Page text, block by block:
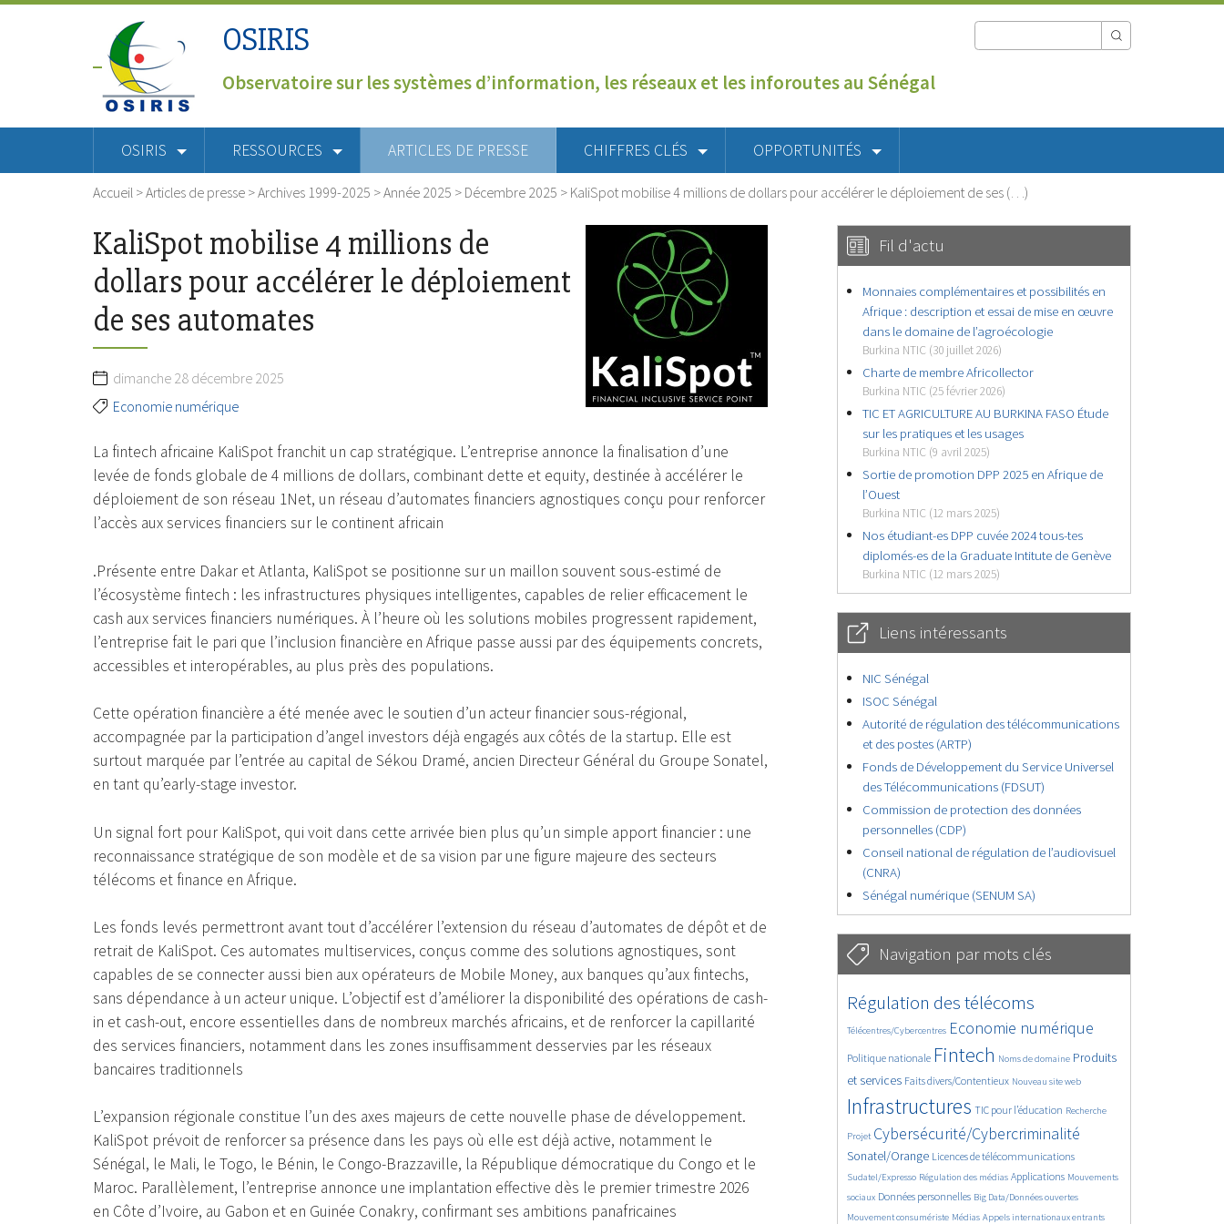
OSIRIS
Observatoire sur les systèmes d’information, les réseaux et les inforoutes au Sénégal
OSIRIS RESSOURCES ARTICLES DE PRESSE CHIFFRES CLÉS OPPORTUNITÉS
Accueil >Articles de presse >Archives 1999-2025 >Année 2025 > Décembre 2025 > KaliSpot mobilise 4 millions de dollars pour accélérer le déploiement de ses (…)
KaliSpot mobilise 4 millions de
dollars pour accélérer le déploiement
de ses automates
dimanche 28 décembre 2025
Economie numérique
La fintech africaine KaliSpot franchit un cap stratégique. L’entreprise annonce la finalisation d’une
levée de fonds globale de 4 millions de dollars, combinant dette et equity, destinée à accélérer le
déploiement de son réseau 1Net, un réseau d’automates financiers agnostiques conçu pour renforcer
l’accès aux services financiers sur le continent africain
.Présente entre Dakar et Atlanta, KaliSpot se positionne sur un maillon souvent sous-estimé de
l’écosystème fintech : les infrastructures physiques intelligentes, capables de relier efficacement le
cash aux services financiers numériques. À l’heure où les solutions mobiles progressent rapidement,
l’entreprise fait le pari que l’inclusion financière en Afrique passe aussi par des équipements concrets,
accessibles et interopérables, au plus près des populations.
Cette opération financière a été menée avec le soutien d’un acteur financier sous-régional,
accompagnée par la participation d’angel investors déjà engagés aux côtés de la startup. Elle est
surtout marquée par l’entrée au capital de Sékou Dramé, ancien Directeur Général du Groupe Sonatel,
en tant qu’early-stage investor.
Un signal fort pour KaliSpot, qui voit dans cette arrivée bien plus qu’un simple apport financier : une
reconnaissance stratégique de son modèle et de sa vision par une figure majeure des secteurs
télécoms et finance en Afrique.
Les fonds levés permettront avant tout d’accélérer l’extension du réseau d’automates de dépôt et de
retrait de KaliSpot. Ces automates multiservices, conçus comme des solutions agnostiques, sont
capables de se connecter aussi bien aux opérateurs de Mobile Money, aux banques qu’aux fintechs,
sans dépendance à un acteur unique. L’objectif est d’améliorer la disponibilité des opérations de cash-
in et cash-out, encore essentielles dans de nombreux marchés africains, et de renforcer la capillarité
des services financiers, notamment dans les zones insuffisamment desservies par les réseaux
bancaires traditionnels
L’expansion régionale constitue l’un des axes majeurs de cette nouvelle phase de développement.
KaliSpot prévoit de renforcer sa présence dans les pays où elle est déjà active, notamment le
Sénégal, le Mali, le Togo, le Bénin, le Congo-Brazzaville, la République démocratique du Congo et le
Maroc. Parallèlement, l’entreprise annonce une implantation effective dès le premier trimestre 2026
en Côte d’Ivoire, au Gabon et en Guinée Conakry, confirmant ses ambitions panafricaines
Fil d'actu
Monnaies complémentaires et possibilités en
Afrique : description et essai de mise en œuvre
dans le domaine de l’agroécologie
Burkina NTIC (30 juillet 2026)
Charte de membre Africollector
Burkina NTIC (25 février 2026)
TIC ET AGRICULTURE AU BURKINA FASO Étude
sur les pratiques et les usages
Burkina NTIC (9 avril 2025)
Sortie de promotion DPP 2025 en Afrique de
l’Ouest
Burkina NTIC (12 mars 2025)
Nos étudiant-es DPP cuvée 2024 tous-tes
diplomés-es de la Graduate Intitute de Genève
Burkina NTIC (12 mars 2025)
Liens intéressants
NIC Sénégal
ISOC Sénégal
Autorité de régulation des télécommunications
et des postes (ARTP)
Fonds de Développement du Service Universel
des Télécommunications (FDSUT)
Commission de protection des données
personnelles (CDP)
Conseil national de régulation de l’audiovisuel
(CNRA)
Sénégal numérique (SENUM SA)
Navigation par mots clés
4599/5555
Régulation des télécoms
360/5555
Télécentres/Cybercentres
3696/5555 Economie numérique
1836/5555
Politique nationale
5139/5555 Fintech
666/5555
Noms de domaine
2352/5555
Produits
et services
1597/5555 Faits divers/Contentieux
813/5555 Nouveau site web
5555/5555
Infrastructures
1818/5555
TIC pour l’éducation
194/5555
Recherche
246/5555
Projet
3562/5555Cybersécurité/Cybercriminalité
2293/5555
Sonatel/Orange
1621/5555 Licences de télécommunications
286/5555
Sudatel/Expresso
1022/5555 Régulation des médias
1493/5555 Applications
1178/5555
Mouvements
sociaux
1658/5555Données personnelles
141/5555 Big Data/Données ouvertes
616/5555
Mouvement consumériste
371/5555 Médias
656/5555 Appels internationaux entrants
1732/5555